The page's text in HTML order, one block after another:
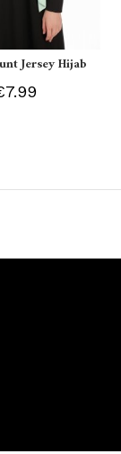
Jersey Hijab